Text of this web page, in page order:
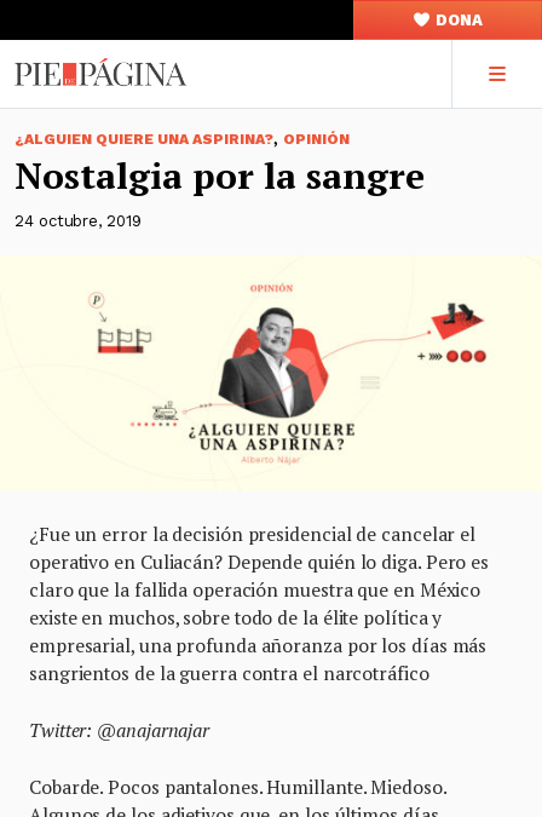
DONA
¿ALGUIEN QUIERE UNA ASPIRINA?, OPINIÓN
Nostalgia por la sangre
24 octubre, 2019
¿Fue un error la decisión presidencial de cancelar el
operativo en Culiacán? Depende quién lo diga. Pero es
claro que la fallida operación muestra que en México
existe en muchos, sobre todo de la élite política y
empresarial, una profunda añoranza por los días más
sangrientos de la guerra contra el narcotráfico
Twitter: @anajarnajar
Cobarde. Pocos pantalones. Humillante. Miedoso.